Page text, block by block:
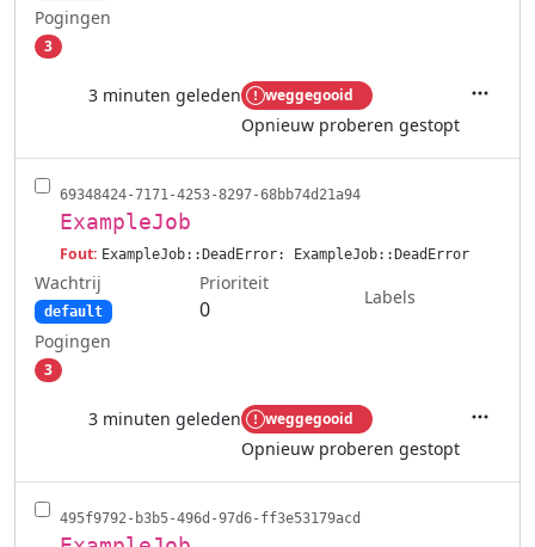
Pogingen
3
3 minuten geleden weggegooid
Opnieuw proberen gestopt
69348424-7171-4253-8297-68bb74d21a94
ExampleJob
Fout: ExampleJob::DeadError: ExampleJob::DeadError
Wachtrij
default
Prioriteit
0
Labels
Pogingen
3
3 minuten geleden weggegooid
Opnieuw proberen gestopt
495f9792-b3b5-496d-97d6-ff3e53179acd